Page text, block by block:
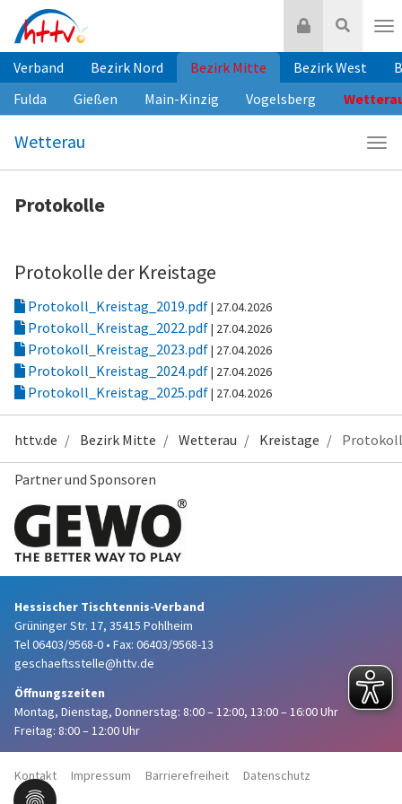
Inhalt
springen
Suche
Login
Verband Bezirk Nord Bezirk Mitte Bezirk West
Fulda
Gießen Main-Kinzig Vogelsberg
Wetterau
Protokolle
Protokolle der Kreistage
Protokoll_Kreistag_2019.pdf| 27.04.2026
Protokoll_Kreistag_2022.pdf| 27.04.2026
Protokoll_Kreistag_2023.pdf| 27.04.2026
Protokoll_Kreistag_2024.pdf| 27.04.2026
Protokoll_Kreistag_2025.pdf| 27.04.2026
httv.de Bezirk Mitte Wetterau Kreistage
Partner und Sponsoren
Hessischer Tischtennis-Verband
Grüninger Str. 17, 35415 Pohlheim
Tel 06403/9568-0 • Fax: 06403/9568-13
geschaeftsstelle@httv.de
Öffnungszeiten
Montag, Dienstag, Donnerstag: 8:00 – 12:00, 13:00 – 16:00 Uhr
Freitag: 8:00 – 12:00 Uhr
Kontakt Impressum Barrierefreiheit Datenschutz